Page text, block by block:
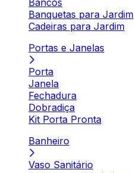
Bancos
Banquetas para Jardim
Cadeiras para Jardim
Portas e Janelas
Porta
Janela
Fechadura
Dobradiça
Kit Porta Pronta
Banheiro
Vaso Sanitário